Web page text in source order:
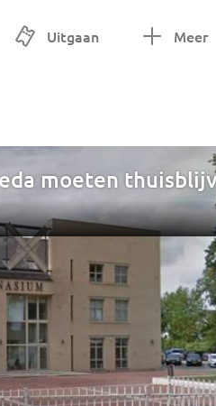
Uitgaan Meer
moeten